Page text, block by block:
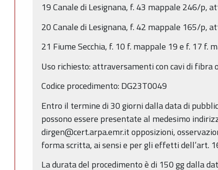
19 Canale di Lesignana, f. 43 mappale 246/p,
20 Canale di Lesignana, f. 42 mappale 165/p,
21 Fiume Secchia, f. 10 f. mappale 19 e f. 17 f.
Uso richiesto: attraversamenti con cavi di fibra
Codice procedimento: DG23T0049
Entro il termine di 30 giorni dalla data di
possono essere presentate al medesimo
dirgen@cert.arpa.emr.it opposizioni,
forma scritta, ai sensi e per gli effetti dell’art.
La durata del procedimento è di 150 gg dalla